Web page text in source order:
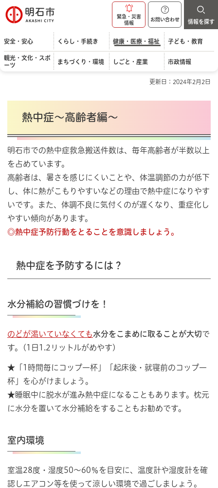
明石市
緊急・災害
情報
お問い合わせ 情報を探す
安全・安心 くらし・手続き 健康・医療・福祉 子ども・教育
観光・文化・スポ
ーツ
まちづくり・環境 しごと・産業 市政情報
更新日：2024年2月2日
熱中症～高齢者編～
明石市での熱中症救急搬送件数は、毎年高齢者が半数以上
を占めています。
高齢者は、暑さを感じにくいことや、体温調節の力が低下
し、体に熱がこもりやすいなどの理由で熱中症になりやす
いです。また、体調不良に気付くのが遅くなり、重症化し
やすい傾向があります。
◎熱中症予防行動をとることを意識しましょう。
熱中症を予防するには？
水分補給の習慣づけを！
のどが渇いていなくても水分をこまめに取ることが大切で
す。(1日1.2リットルがめやす)
★「1時間毎にコップ一杯」「起床後・就寝前のコップ一
杯」を心がけましょう。
★睡眠中に脱水が進み熱中症になることもあります。枕元
に水分を置いて水分補給をすることもお勧めです。
室内環境
室温28度・湿度50～60％を目安に、温度計や湿度計を確
認しエアコン等を使って涼しい環境で過ごしましょう。